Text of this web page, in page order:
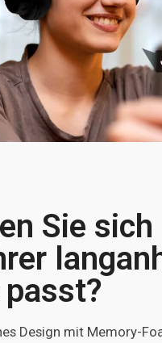
Sie
Design mit Memory-